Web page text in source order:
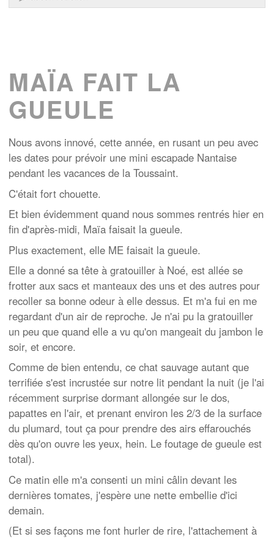
MAÏA FAIT LA
GUEULE
Nous avons innové, cette année, en rusant un peu avec
les dates pour prévoir une mini escapade Nantaise
pendant les vacances de la Toussaint.
C'était fort chouette.
Et bien évidemment quand nous sommes rentrés hier en
fin d'après-midi, Maïa faisait la gueule.
Plus exactement, elle ME faisait la gueule.
Elle a donné sa tête à gratouiller à Noé, est allée se
frotter aux sacs et manteaux des uns et des autres pour
recoller sa bonne odeur à elle dessus. Et m'a fui en me
regardant d'un air de reproche. Je n'ai pu la gratouiller
un peu que quand elle a vu qu'on mangeait du jambon le
soir, et encore.
Comme de bien entendu, ce chat sauvage autant que
terrifiée s'est incrustée sur notre lit pendant la nuit (je l'ai
récemment surprise dormant allongée sur le dos,
papattes en l'air, et prenant environ les 2/3 de la surface
du plumard, tout ça pour prendre des airs effarouchés
dès qu'on ouvre les yeux, hein. Le foutage de gueule est
total).
Ce matin elle m'a consenti un mini câlin devant les
dernières tomates, j'espère une nette embellie d'ici
demain.
(Et si ses façons me font hurler de rire, l'attachement à